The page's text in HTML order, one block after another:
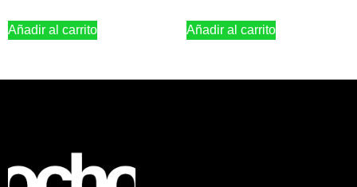
Añadir al carrito Añadir al carrito